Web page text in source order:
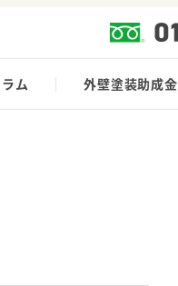
ム 外壁塗装助成金